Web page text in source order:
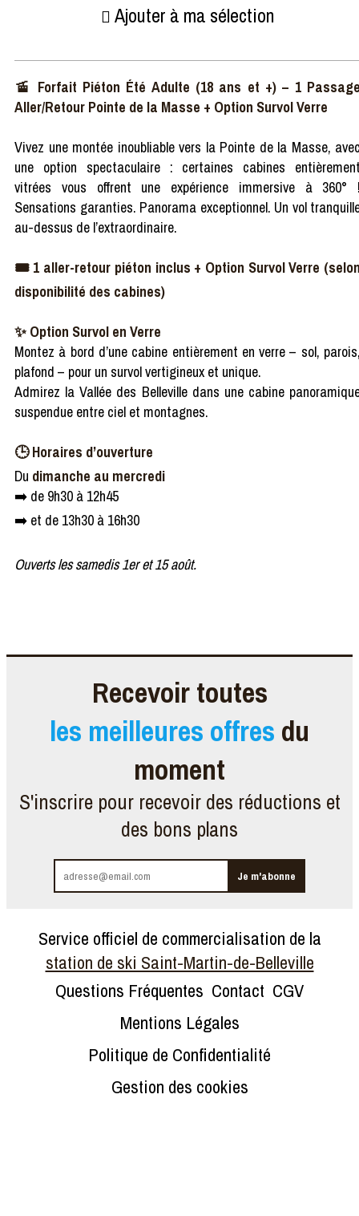
Ajouter à ma sélection
🚡 Forfait Piéton Été Adulte (18 ans et +) – 1
Aller/Retour Pointe de la Masse + Option Survol Verre
Vivez une montée inoubliable vers la Pointe de la Masse,
une option spectaculaire : certaines cabines
vitrées vous offrent une expérience immersive à 360°
Sensations garanties. Panorama exceptionnel. Un vol
au-dessus de l’extraordinaire.
🎟️ 1 aller-retour piéton inclus + Option Survol Verre
disponibilité des cabines)
✨ Option Survol en Verre
Montez à bord d’une cabine entièrement en verre – sol,
plafond – pour un survol vertigineux et unique.
Admirez la Vallée des Belleville dans une cabine
suspendue entre ciel et montagnes.
🕒 Horaires d’ouverture
Du dimanche au mercredi
➡️ de 9h30 à 12h45
➡️ et de 13h30 à 16h30
Ouverts les samedis 1er et 15 août.
Recevoir toutes
les meilleures offres du
moment
S'inscrire pour recevoir des réductions et
des bons plans
Service officiel de commercialisation de la
station de ski Saint-Martin-de-Belleville
Questions Fréquentes Contact CGV
Mentions Légales
Politique de Confidentialité
Gestion des cookies